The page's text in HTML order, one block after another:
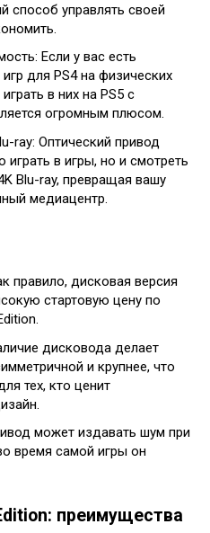
способ управлять своей
Если у вас есть
для PS4 на физических
в них на PS5 с
огромным плюсом.
ray: Оптический привод
играть в игры, но и смотреть
Blu-ray, превращая вашу
медиацентр.
правило, дисковая версия
стартовую цену по
дисковода делает
и крупнее, что
тех, кто ценит
может издавать шум при
время самой игры он
преимущества